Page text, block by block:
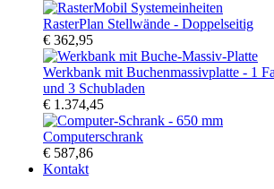
RasterPlan Stellwände - Doppelseitig
€ 362,95
Werkbank mit Buchenmassivplatte - 1
und 3 Schubladen
€ 1.374,45
Computerschrank
€ 587,86
Kontakt